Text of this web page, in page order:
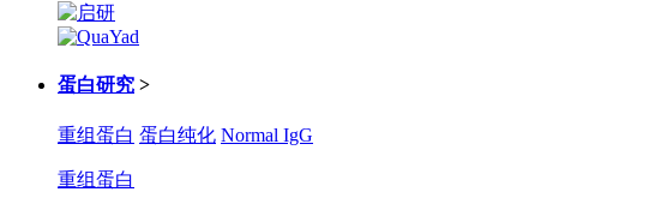
蛋白研究 >
重组蛋白 蛋白纯化 Normal IgG
重组蛋白